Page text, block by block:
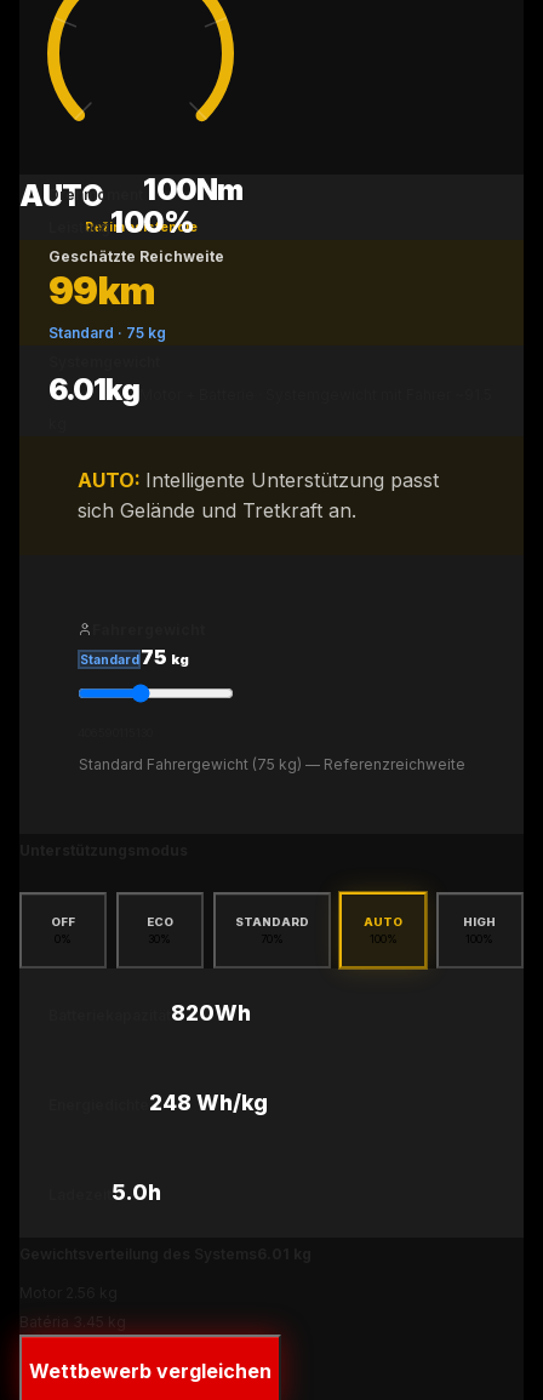
AUTO
Režim asistencie
Drehmoment 100Nm
Leistung100%
Geschätzte Reichweite
99km
Standard · 75 kg
6.01kg
AUTO: Intelligente Unterstützung passt
sich Gelände und Tretkraft an.
Standard75 kg
Standard Fahrergewicht (75 kg) — Referenzreichweite
OFF
ECO
30
STANDARD
70
AUTO
100%
HIGH
820Wh
248 Wh/kg
5.0h
Batéria 3.45 kg
Wettbewerb vergleichen